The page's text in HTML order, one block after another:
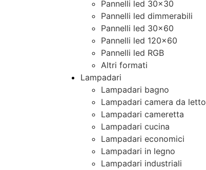
Pannelli led 30×30
Pannelli led dimmerabili
Pannelli led 30×60
Pannelli led 120×60
Pannelli led RGB
Altri formati
Lampadari
Lampadari bagno
Lampadari camera da letto
Lampadari cameretta
Lampadari cucina
Lampadari economici
Lampadari in legno
Lampadari industriali